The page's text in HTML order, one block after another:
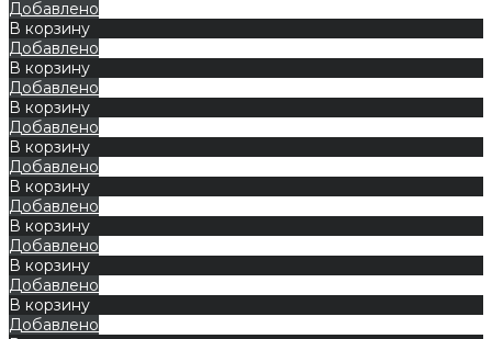
Добавлено
В корзину
Добавлено
В корзину
Добавлено
В корзину
Добавлено
В корзину
Добавлено
В корзину
Добавлено
В корзину
Добавлено
В корзину
Добавлено
В корзину
Добавлено